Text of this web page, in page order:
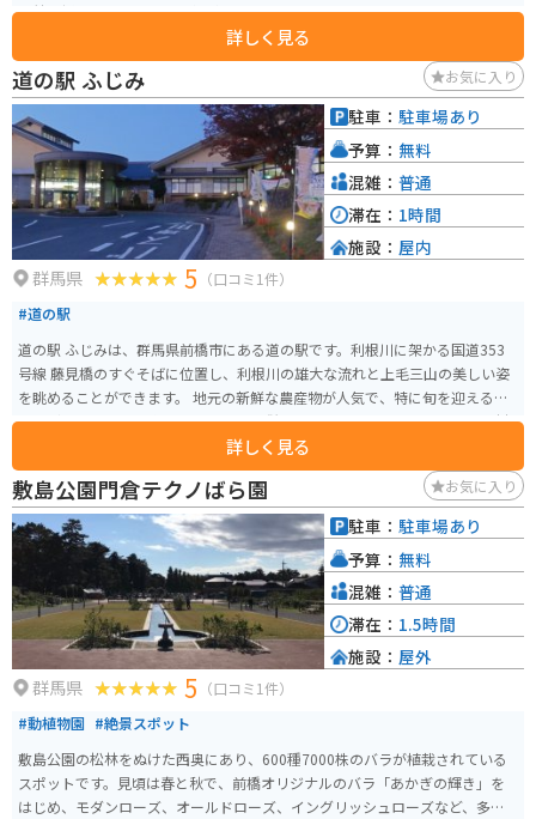
山麓で採れた高原野菜は人気があります。また、レストランでは、地元の食
材を使った料理を楽しむことができます。 赤城山は、雄大な自然が広がる景
勝地としても知られています。山頂からの眺めは素晴らしく、天気の良い日
には、遠く富士山を望むこともできます。温泉施設もあるので、ツーリング
で疲れた体をゆっくりと癒やすこともできます。
詳しく見る
道の駅 ふじみ お気に入り
群馬県 5 （口コミ1件）
#道の駅
道の駅 ふじみは、群馬県前橋市にある道の駅です。利根川に架かる国道353
号線 藤見橋のすぐそばに位置し、利根川の雄大な流れと上毛三山の美しい姿
を眺めることができます。 地元の新鮮な農産物が人気で、特に旬を迎える梨
やぶどう、りんごは格別です。 また、併設のレストランでは、地元産の食材
を使った料理を楽しむことができます。 バイクで訪れる場合、道の駅には
広々とした駐車場が完備されているので安心です。利根川沿いは走りやすい
道が続くので、ツーリングの休憩スポットとしても最適です。周辺には、赤
城山や榛名山といった人気のツーリングスポットも点在しているので、拠点
としてもおすすめです。
詳しく見る
駐車： 駐車場あり
予算： 無料
混雑： 普通
滞在： 1時間
施設： 屋内
敷島公園門倉テクノばら園 お気に入り
群馬県 5 （口コミ1件）
#動植物園 #絶景スポット
敷島公園の松林をぬけた西奥にあり、600種7000株のバラが植栽されている
スポットです。見頃は春と秋で、前橋オリジナルのバラ「あかぎの輝き」を
はじめ、モダンローズ、オールドローズ、イングリッシュローズなど、多種
駐車： 駐車場あり
予算： 無料
混雑： 普通
滞在： 1.5時間
施設： 屋外